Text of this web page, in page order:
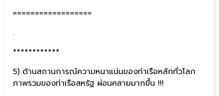
==================
.
************
5) ด้านสถานการณ์ความหนาแน่นของท่าเรือหลักทั่วโลก
ภาพรวมของท่าเรือสหรัฐ ผ่อนคลายมากขึ้น !!!